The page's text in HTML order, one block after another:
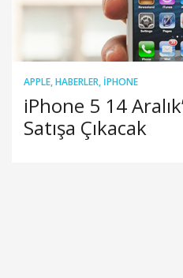
APPLE,HABERLER, IPHONE
iPhone 5 14
Satışa Çıkacak